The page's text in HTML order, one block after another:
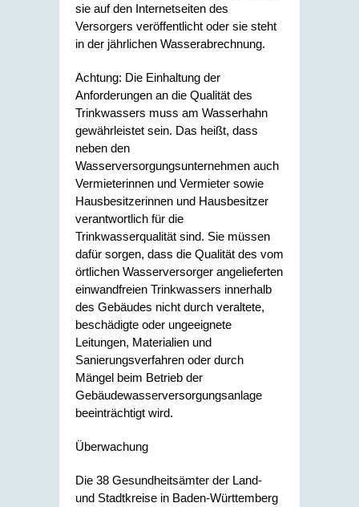
sie auf den Internetseiten des
Versorgers veröffentlicht oder sie steht
in der jährlichen Wasserabrechnung.
Achtung: Die Einhaltung der
Anforderungen an die Qualität des
Trinkwassers muss am Wasserhahn
gewährleistet sein. Das heißt, dass
neben den
Wasserversorgungsunternehmen auch
Vermieterinnen und Vermieter sowie
Hausbesitzerinnen und Hausbesitzer
verantwortlich für die
Trinkwasserqualität sind. Sie müssen
dafür sorgen, dass die Qualität des vom
örtlichen Wasserversorger angelieferten
einwandfreien Trinkwassers innerhalb
des Gebäudes nicht durch veraltete,
beschädigte oder ungeeignete
Leitungen, Materialien und
Sanierungsverfahren oder durch
Mängel beim Betrieb der
Gebäudewasserversorgungsanlage
beeinträchtigt wird.
Überwachung
Die 38 Gesundheitsämter der Land-
und Stadtkreise in Baden-Württemberg